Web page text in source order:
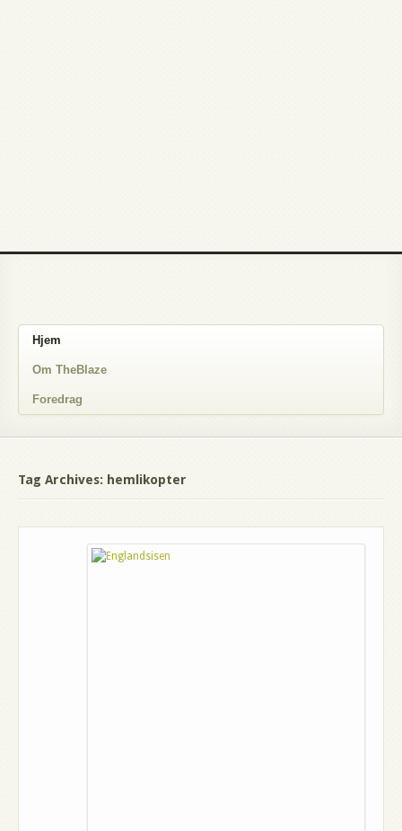
Hjem
Om TheBlaze
Foredrag
Tag Archives: hemlikopter